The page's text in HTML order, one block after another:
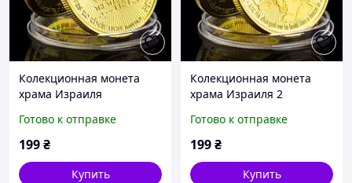
Колекционная монета
храма Израиля
Готово к отправке
199₴
Купить
Колекционная монета
храма Израиля 2
Готово к отправке
199₴
Купить